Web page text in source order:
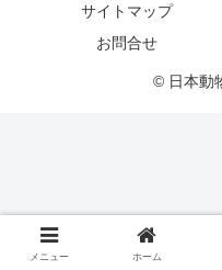
サイトマップ
お問合せ
© 日本動
メニュー ホーム